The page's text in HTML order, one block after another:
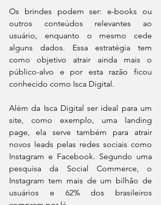
Os brindes podem ser: e-books ou
outros conteúdos relevantes ao
usuário, enquanto o mesmo cede
alguns dados. Essa estratégia tem
como objetivo atrair ainda mais o
público-alvo e por esta razão ficou
conhecido como Isca Digital.
Além da Isca Digital ser ideal para um
site, como exemplo, uma landing
page, ela serve também para atrair
novos leads pelas redes sociais como
Instagram e Facebook. Segundo uma
pesquisa da Social Commerce, o
Instagram tem mais de um bilhão de
usuários e 62% dos brasileiros